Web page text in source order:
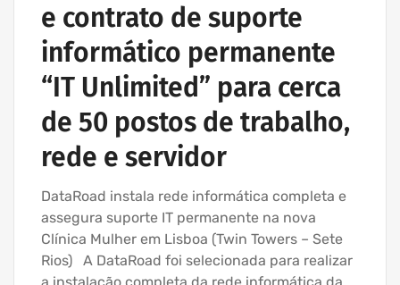
e contrato de suporte
informático permanente
“IT Unlimited” para cerca
de 50 postos de trabalho,
rede e servidor
DataRoad instala rede informática completa e
assegura suporte IT permanente na nova
Clínica Mulher em Lisboa (Twin Towers – Sete
Rios) A DataRoad foi selecionada para realizar